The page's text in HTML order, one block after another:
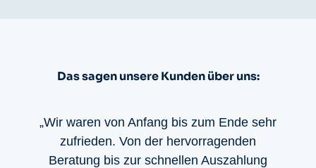
Das sagen unsere Kunden über uns:
„Wir waren von Anfang bis zum Ende sehr
zufrieden. Von der hervorragenden
Beratung bis zur schnellen Auszahlung